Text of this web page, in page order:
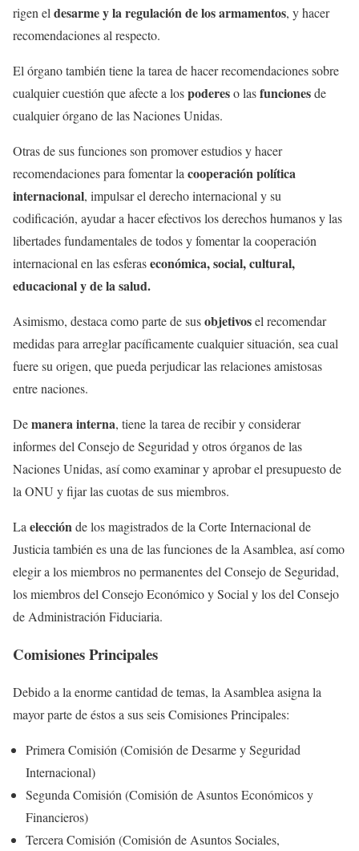
rigen el desarme y la regulación de los armamentos, y hacer
recomendaciones al respecto.
El órgano también tiene la tarea de hacer recomendaciones sobre
cualquier cuestión que afecte a lospodereso lasfuncionesde
cualquier órgano de las Naciones Unidas.
Otras de sus funciones son promover estudios y hacer
recomendaciones para fomentar la cooperación política
internacional, impulsar el derecho internacional y su
codificación, ayudar a hacer efectivos los derechos humanos y las
libertades fundamentales de todos y fomentar la cooperación
internacional en las esferaseconómica, social, cultural,
educacional y de la salud.
Asimismo, destaca como parte de susobjetivosel recomendar
medidas para arreglar pacíficamente cualquier situación, sea cual
fuere su origen, que pueda perjudicar las relaciones amistosas
entre naciones.
Demanera interna, tiene la tarea de recibir y considerar
informes del Consejo de Seguridad y otros órganos de las
Naciones Unidas, así como examinar y aprobar el presupuesto de
la ONU y fijar las cuotas de sus miembros.
La elecciónde los magistrados de la Corte Internacional de
Justicia también es una de las funciones de la Asamblea, así como
elegir a los miembros no permanentes del Consejo de Seguridad,
los miembros del Consejo Económico y Social y los del Consejo
de Administración Fiduciaria.
Comisiones Principales
Debido a la enorme cantidad de temas, la Asamblea asigna la
mayor parte de éstos a sus seis Comisiones Principales:
Primera Comisión (Comisión de Desarme y Seguridad
Internacional)
Segunda Comisión (Comisión de Asuntos Económicos y
Financieros)
Tercera Comisión (Comisión de Asuntos Sociales,